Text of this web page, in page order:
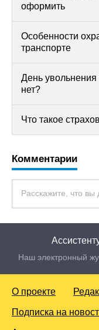
оформить
Особенности
транспорте
День увольнения
нет?
Что такое
Комментарии
Наш электронный
О проекте
Подписка на